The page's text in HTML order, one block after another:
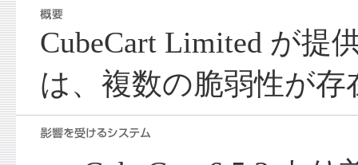
CubeCart Limited が提
は、複数の脆弱性が存